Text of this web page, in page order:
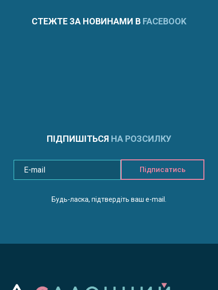
СТЕЖТЕ ЗА НОВИНАМИ В FACEBOOK
ПІДПИШІТЬСЯ НА РОЗСИЛКУ
Підписатись
Будь-ласка, підтвердіть ваш e-mail.